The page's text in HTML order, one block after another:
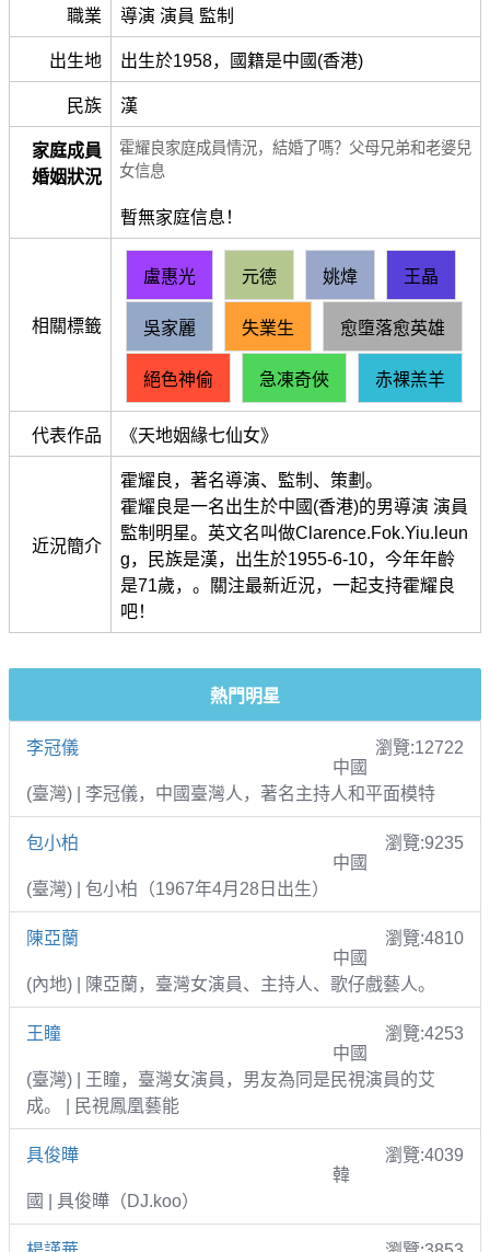
職業 導演 演員 監制
出生地 出生於1958，國籍是中國(香港)
民族 漢
家庭成員
婚姻狀況
霍耀良家庭成員情況，結婚了嗎？父母兄弟和老婆兒
女信息
暫無家庭信息！
相關標籤
盧惠光 元德 姚煒 王晶
吳家麗 失業生 愈墮落愈英雄
絕色神偷 急凍奇俠 赤裸羔羊
代表作品 《天地姻緣七仙女》
近況簡介
霍耀良，著名導演、監制、策劃。
霍耀良是一名出生於中國(香港)的男導演 演員
監制明星。英文名叫做Clarence.Fok.Yiu.leun
g，民族是漢，出生於1955-6-10，今年年齡
是71歲，。關注最新近況，一起支持霍耀良
吧！
熱門明星
李冠儀
瀏覽:12722
中國
(臺灣) | 李冠儀，中國臺灣人，著名主持人和平面模特
包小柏
瀏覽:9235
中國
(臺灣) | 包小柏（1967年4月28日出生）
陳亞蘭
瀏覽:4810
中國
(內地) | 陳亞蘭，臺灣女演員、主持人、歌仔戲藝人。
王瞳
瀏覽:4253
中國
(臺灣) | 王瞳，臺灣女演員，男友為同是民視演員的艾
成。 | 民視鳳凰藝能
具俊曄
瀏覽:4039
韓
國 | 具俊曄（DJ.koo）